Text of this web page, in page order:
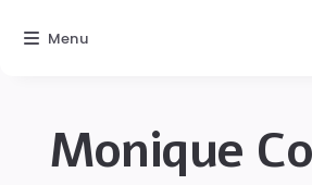
Monique
Menu